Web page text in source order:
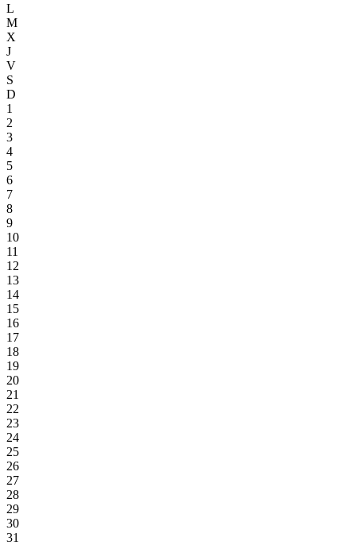
L
M
X
J
V
S
D
1
2
3
4
5
6
7
8
9
10
11
12
13
14
15
16
17
18
19
20
21
22
23
24
25
26
27
28
29
30
31